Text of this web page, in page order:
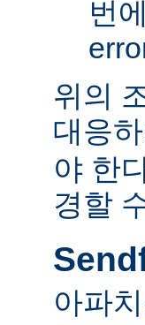
번
위의
대응
야 한
경할
아파